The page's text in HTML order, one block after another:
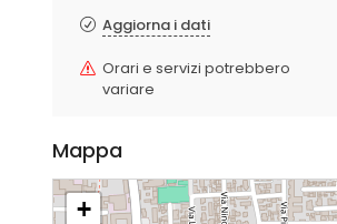
Aggiorna i dati
Orari e servizi potrebbero
variare
Mappa
+